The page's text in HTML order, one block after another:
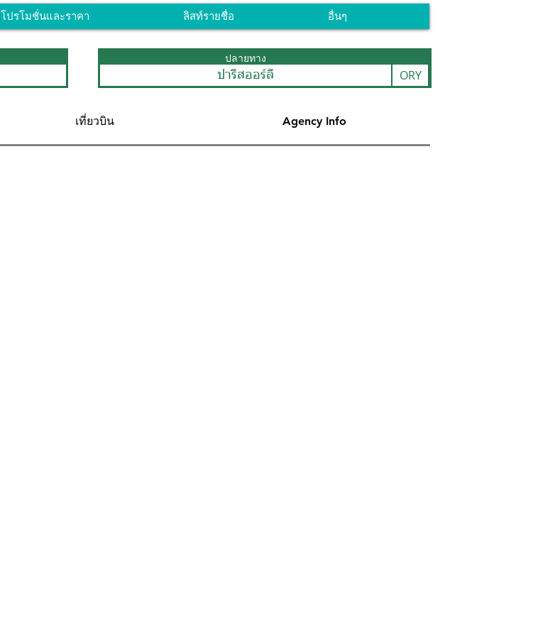
โปรโมชั่นและราคา ลิสท์รายชื่อ อื่นๆ
ปลายทาง
ORY
ปารีสออร์ลี่
เที่ยวบิน Agency Info